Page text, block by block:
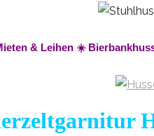
& Leihen ☀️